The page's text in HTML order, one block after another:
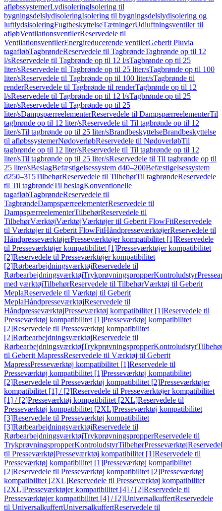
afløbssystemerLydisoleringIsolering til
bygningsdelslydisoleringIsolering til bygningsdelslydisolering og
luftlydsisoleringFugtbeskyttelseTætningerUdluftningsventiler til
afløbVentilationsventilerReservedele til
VentilationsventilerEnergireducerende ventilerGeberit Pluvia
tagafløbTagbrøndeReservedele til TagbrøndeTagbrønde op til 12
l/sReservedele til Tagbrønde op til 12 l/sTagbrønde op til 25
liter/sReservedele til Tagbrønde op til 25 liter/sTagbrønde op til 100
liter/sReservedele til Tagbrønde op til 100 liter/sTagbrønde til
renderReservedele til Tagbrønde til renderTagbrønde op til 12
l/sReservedele til Tagbrønde op til 12 l/sTagbrønde op til 25
liter/sReservedele til Tagbrønde op til 25
liter/sDampspærreelementerReservedele til DampspærreelementerTil
tagbrønde op til 12 liter/sReservedele til Til tagbrønde op til 12
liter/sTil tagbrønde op til 25 liter/sBrandbeskyttelseBrandbeskyttelse
til afløbssystemerNødoverløbReservedele til NødoverløbTil
tagbrønde op til 12 liter/sReservedele til Til tagbrønde op til 12
liter/sTil tagbrønde op til 25 liter/sReservedele til Til tagbrønde op til
25 liter/sBeslagBefæstigelsessystem d40–200Befæstigelsessystem
d250–315TilbehørReservedele til TilbehørTil tagbrøndeReservedele
til Til tagbrøndeTil beslagKonventionelle
tagafløbTagbrøndeReservedele til
TagbrøndeDampspærreelementerReservedele til
DampspærreelementerTilbehørReservedele til
TilbehørVærktøjVærktøjVærktøjer til Geberit FlowFitReservedele
til Værktøjer til Geberit FlowFitHåndpresseværktøjerReservedele til
HåndpresseværktøjerPresseværktøjer kompatibilitet [1]Reservedele
til Presseværktøjer kompatibilitet [1]Presseværktøjer kompatibilitet
[2]Reservedele til Presseværktøjer kompatibilitet
[2]RørbearbejdningsværktøjReservedele til
RørbearbejdningsværktøjTrykprøvningspropperKontroludstyr
med værktøjTilbehørReservedele til TilbehørVærktøj til Geberit
MeplaReservedele til Værktøj til Geberit
MeplaHåndpresseværktøjReservedele til
HåndpresseværktøjPresseværktøj kompatibilitet [1]Reservedele til
Presseværktøj kompatibilitet [1]Presseværktøj kompatibilitet
[2]Reservedele til Presseværktøj kompatibilitet
[2]RørbearbejdningsværktøjReservedele til
RørbearbejdningsværktøjTrykprøvningspropperKontroludstyr
til Geberit MapressReservedele til Værktøj til Geberit
MapressPresseværktøj kompatibilitet [1]Reservedele til
Presseværktøj kompatibilitet [1]Presseværktøj kompatibilitet
[2]Reservedele til Presseværktøj kompatibilitet [2]Presseværktøjer
kompatibilitet [1] / [2]Reservedele til Presseværktøjer kompatibilitet
[1] / [2]Presseværktøj kompatibilitet [2XL]Reservedele til
Presseværktøj kompatibilitet [2XL]Presseværktøj kompatibilitet
[3]Reservedele til Presseværktøj kompatibilitet
[3]RørbearbejdningsværktøjReservedele til
RørbearbejdningsværktøjTrykprøvningspropperReservedele til
TrykprøvningspropperKontroludstyrTilbehørPresseværktøj
til PresseværktøjPresseværktøj kompatibilitet [1]Reservedele til
Presseværktøj kompatibilitet [1]Presseværktøj kompatibilitet
[2]Reservedele til Presseværktøj kompatibilitet [2]Presseværktøj
kompatibilitet [2XL]Reservedele til Presseværktøj kompatibilitet
[2XL]Presseværktøjer kompatibilitet [4] / [2]Reservedele til
Presseværktøjer kompatibilitet [4] / [2]UniversalkuffertReservedele
til UniversalkuffertUniversalkuffertReservedele til